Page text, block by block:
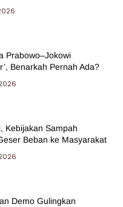
Prabowo–Jokowi
Benarkah Pernah Ada?
Kebijakan Sampah
Beban ke Masyarakat
Demo Gulingkan